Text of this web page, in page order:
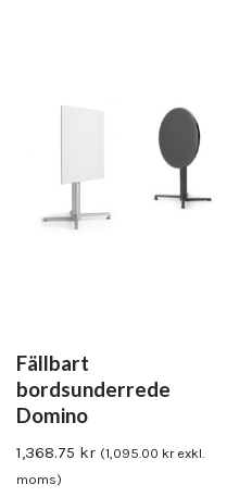
Fällbart
bordsunderrede
Domino
1,368.75 kr (1,095.00 krexkl.
moms)